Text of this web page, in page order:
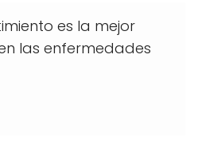
es la mejor
las enfermedades